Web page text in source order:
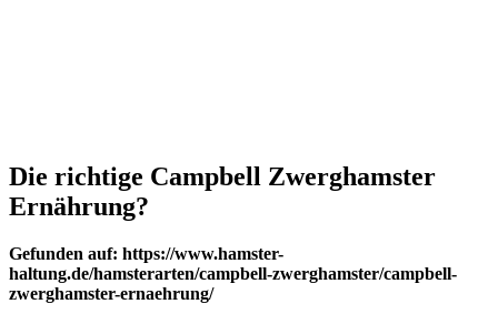
Die richtige Campbell Zwerghamster
Ernährung?
Gefunden auf: https://www.hamster-
haltung.de/hamsterarten/campbell-zwerghamster/campbell-
zwerghamster-ernaehrung/